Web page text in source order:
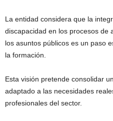
La entidad considera que la
discapacidad en los procesos de
los asuntos públicos es un paso
la formación.
Esta visión pretende consolidar
adaptado a las necesidades
profesionales del sector.